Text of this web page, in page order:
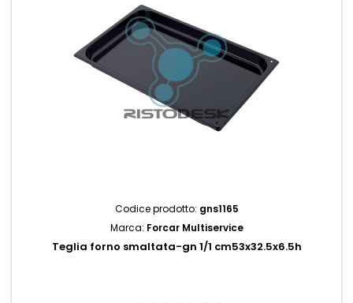
Codice prodotto: gns1165
Marca: Forcar Multiservice
Teglia forno smaltata-gn 1/1 cm53x32.5x6.5h